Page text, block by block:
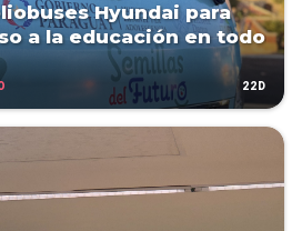
Hyundai para
a la educación en todo
22D